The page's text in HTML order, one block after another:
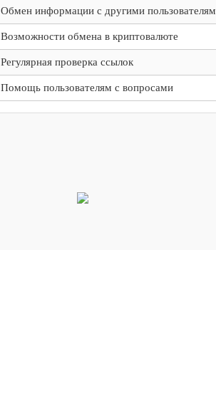
Обмен информации с другими
Возможности обмена в криптовалюте
Регулярная проверка ссылок
Помощь пользователям с вопросами